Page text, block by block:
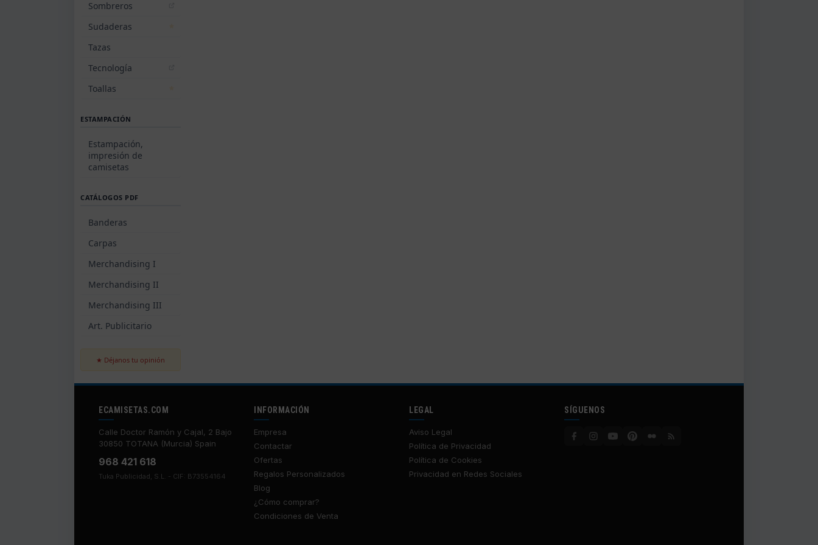
Sombreros
Sudaderas
Tazas
Tecnología
Toallas
ESTAMPACIÓN
Estampación,
impresión de
camisetas
CATÁLOGOS PDF
Banderas
Carpas
Merchandising I
Merchandising II
Merchandising III
Art. Publicitario
★ Déjanos tu opinión
ECAMISETAS.COM
Calle Doctor Ramón y Cajal, 2 Bajo
30850 TOTANA (Murcia) Spain
968 421 618
Tuka Publicidad, S.L. - CIF: B73554164
INFORMACIÓN
Empresa
Contactar
Ofertas
Regalos Personalizados
Blog
¿Cómo comprar?
Condiciones de Venta
LEGAL
Aviso Legal
Política de Privacidad
Política de Cookies
Privacidad en Redes Sociales
SÍGUENOS